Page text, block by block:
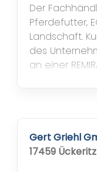
Der
Pferdefutter,
Landschaft.
des
an einer
Unternehmen
Gert Griehl
17459 Ückeritz